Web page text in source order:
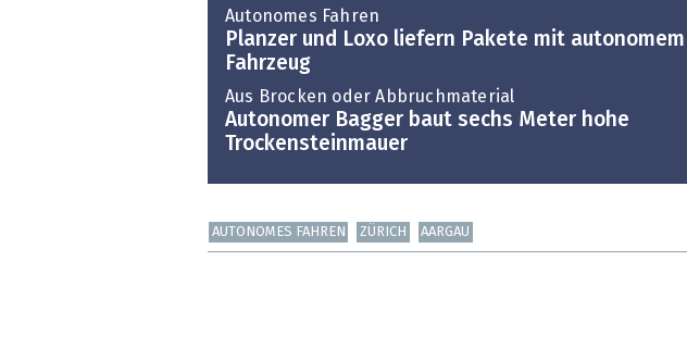
Autonomes Fahren
Planzer und Loxo liefern Pakete mit autonomem
Fahrzeug
Aus Brocken oder Abbruchmaterial
Autonomer Bagger baut sechs Meter hohe
Trockensteinmauer
AUTONOMES FAHREN ZÜRICH AARGAU